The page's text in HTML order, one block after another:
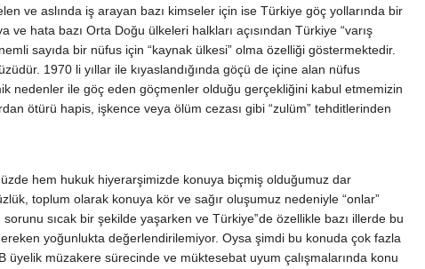
ve aslında iş arayan bazı kimseler için ise Türkiye göç yollarında bir
hata bazı Orta Doğu ülkeleri halkları açısından Türkiye “varış
sayıda bir nüfus için “kaynak ülkesi” olma özelliği göstermektedir.
1970 li yıllar ile kıyaslandığında göçü de içine alan nüfus
nedenler ile göç eden göçmenler olduğu gerçekliğini kabul etmemizin
ötürü hapis, işkence veya ölüm cezası gibi “zulüm” tehditlerinden
hem hukuk hiyerarşimizde konuya biçmiş olduğumuz dar
toplum olarak konuya kör ve sağır oluşumuz nedeniyle “onlar”
sıcak bir şekilde yaşarken ve Türkiye‟de özellikle bazı illerde bu
yoğunlukta değerlendirilemiyor. Oysa şimdi bu konuda çok fazla
müzakere sürecinde ve müktesebat uyum çalışmalarında konu